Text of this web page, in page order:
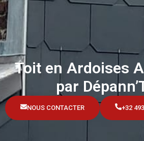
Toit en Ardoises
par
NOUS CONTACTER +32